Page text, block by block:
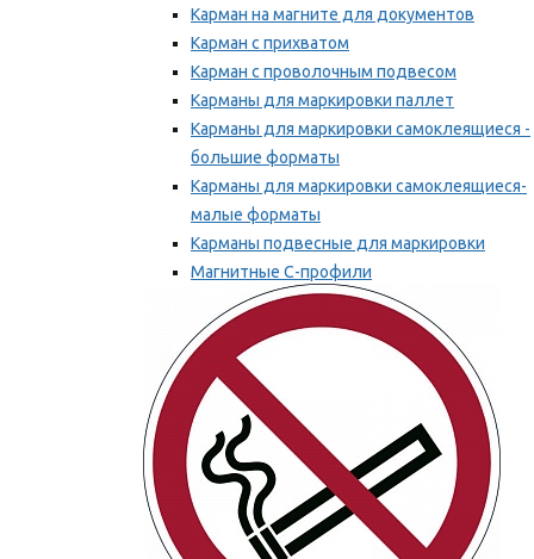
Карман на магните для документов
Карман с прихватом
Карман с проволочным подвесом
Карманы для маркировки паллет
Карманы для маркировки самоклеящиеся -
большие форматы
Карманы для маркировки самоклеящиеся-
малые форматы
Карманы подвесные для маркировки
Магнитные С-профили
Напольная маркировка
Мы рекомендуем